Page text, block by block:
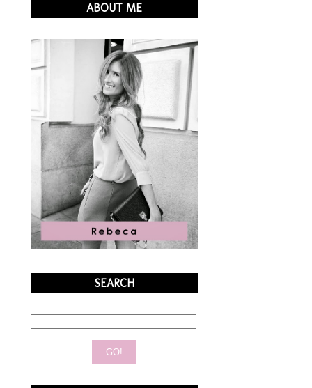
ABOUT ME
SEARCH